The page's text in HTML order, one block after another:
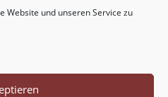
Website und unseren Service zu